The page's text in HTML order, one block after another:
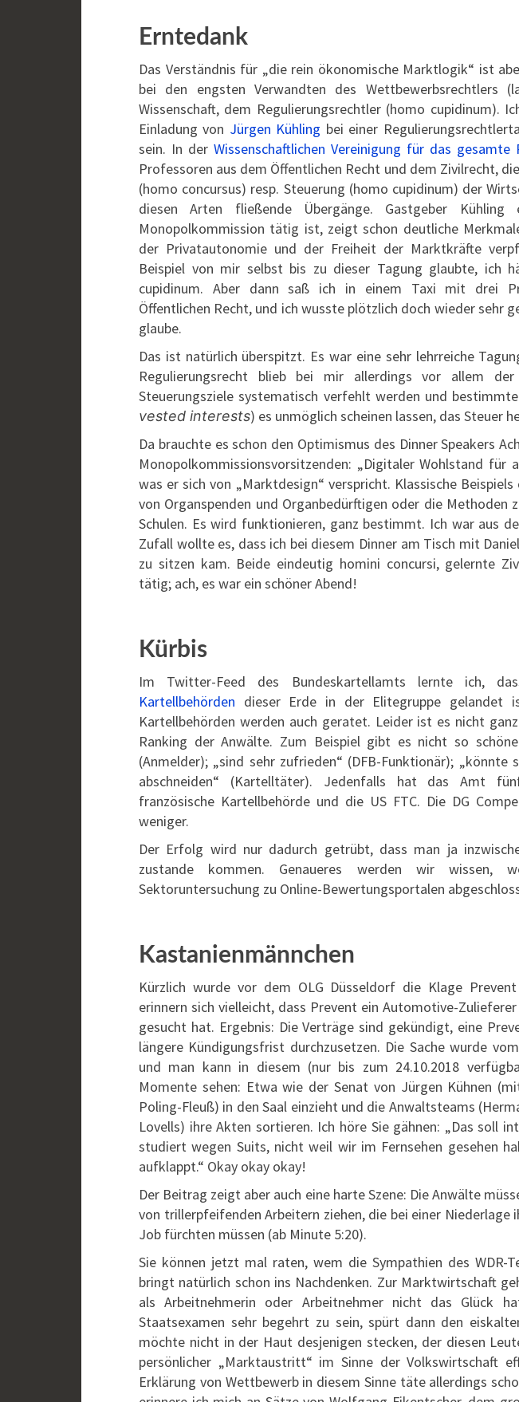
Erntedank
Das Verständnis für „die rein ökonomische Marktlogik“ ist
bei den engsten Verwandten des Wettbewerbsrechtlers
Wissenschaft, dem Regulierungsrechtler (homo cupidinum).
Einladung von Jürgen Kühling bei einer
sein. In derWissenschaftlichen Vereinigung für das gesamte
Professoren aus dem Öffentlichen Recht und dem Zivilrecht,
(homo concursus) resp. Steuerung (homo cupidinum) der
diesen Arten fließende Übergänge. Gastgeber
Monopolkommission tätig ist, zeigt schon deutliche
der Privatautonomie und der Freiheit der Marktkräfte
Beispiel von mir selbst bis zu dieser Tagung glaubte, ich
cupidinum. Aber dann saß ich in einem Taxi mit drei
Öffentlichen Recht, und ich wusste plötzlich doch wieder sehr
glaube.
Das ist natürlich überspitzt. Es war eine sehr lehrreiche
Regulierungsrecht blieb bei mir allerdings vor allem
Steuerungsziele systematisch verfehlt werden und
vested interests) es unmöglich scheinen lassen, das Steuer
Da brauchte es schon den Optimismus des Dinner Speakers
Monopolkommissionsvorsitzenden: „Digitaler Wohlstand für
was er sich von „Marktdesign“ verspricht. Klassische
von Organspenden und Organbedürftigen oder die Methoden
Schulen. Es wird funktionieren, ganz bestimmt. Ich war aus
Zufall wollte es, dass ich bei diesem Dinner am Tisch mit
zu sitzen kam. Beide eindeutig homini concursi, gelernte
tätig; ach, es war ein schöner Abend!
Kürbis
Im Twitter-Feed des Bundeskartellamts lernte ich,
Kartellbehörden dieser Erde in der Elitegruppe gelandet
Kartellbehörden werden auch geratet. Leider ist es nicht
Ranking der Anwälte. Zum Beispiel gibt es nicht so schöne
(Anmelder); „sind sehr zufrieden“ (DFB-Funktionär); „könnte
abschneiden“ (Kartelltäter). Jedenfalls hat das Amt
französische Kartellbehörde und die US FTC. Die DG
weniger.
Der Erfolg wird nur dadurch getrübt, dass man ja
zustande kommen. Genaueres werden wir wissen,
Sektoruntersuchung zu Online-Bewertungsportalen
Kastanienmännchen
Kürzlich wurde vor dem OLG Düsseldorf die Klage
erinnern sich vielleicht, dass Prevent ein Automotive-
gesucht hat. Ergebnis: Die Verträge sind gekündigt, eine
längere Kündigungsfrist durchzusetzen. Die Sache wurde
und man kann in diesem (nur bis zum 24.10.2018
Momente sehen: Etwa wie der Senat von Jürgen Kühnen
Poling-Fleuß) in den Saal einzieht und die Anwaltsteams
Lovells) ihre Akten sortieren. Ich höre Sie gähnen: „Das soll
studiert wegen Suits, nicht weil wir im Fernsehen gesehen
aufklappt.“ Okay okay okay!
Der Beitrag zeigt aber auch eine harte Szene: Die Anwälte
von trillerpfeifenden Arbeitern ziehen, die bei einer Niederlage
Job fürchten müssen (ab Minute 5:20).
Sie können jetzt mal raten, wem die Sympathien des WDR-
bringt natürlich schon ins Nachdenken. Zur Marktwirtschaft
als Arbeitnehmerin oder Arbeitnehmer nicht das Glück
Staatsexamen sehr begehrt zu sein, spürt dann den
möchte nicht in der Haut desjenigen stecken, der diesen
persönlicher „Marktaustritt“ im Sinne der Volkswirtschaft
Erklärung von Wettbewerb in diesem Sinne täte allerdings